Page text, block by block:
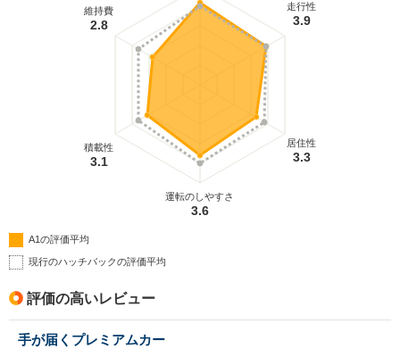
走行性
3.9
居住性
3.3
運転のしやすさ
3.6
積載性
3.1
維持費
2.8
A1の評価平均
現行のハッチバックの評価平均
評価の高いレビュー
手が届くプレミアムカー